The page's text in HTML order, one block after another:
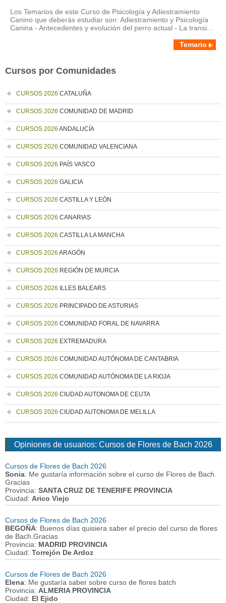
Los Temarios de este Curso de Psicología y Adiestramiento
Canino que deberás estudiar son: Adiestramiento y Psicología
Canina - Antecedentes y evolución del perro actual - La transi...
Temario
Cursos por Comunidades
CURSOS 2026 CATALUÑA
CURSOS 2026 COMUNIDAD DE MADRID
CURSOS 2026 ANDALUCÍA
CURSOS 2026 COMUNIDAD VALENCIANA
CURSOS 2026 PAÍS VASCO
CURSOS 2026 GALICIA
CURSOS 2026 CASTILLA Y LEÓN
CURSOS 2026 CANARIAS
CURSOS 2026 CASTILLA LA MANCHA
CURSOS 2026 ARAGÓN
CURSOS 2026 REGIÓN DE MURCIA
CURSOS 2026 ILLES BALEARS
CURSOS 2026 PRINCIPADO DE ASTURIAS
CURSOS 2026 COMUNIDAD FORAL DE NAVARRA
CURSOS 2026 EXTREMADURA
CURSOS 2026 COMUNIDAD AUTÓNOMA DE CANTABRIA
CURSOS 2026 COMUNIDAD AUTÓNOMA DE LA RIOJA
CURSOS 2026 CIUDAD AUTONOMA DE CEUTA
CURSOS 2026 CIUDAD AUTONOMA DE MELILLA
Opiniones de usuarios: Cursos de Flores de Bach 2026
Cursos de Flores de Bach 2026
Sonia: Me gustaría información sobre el curso de Flores de Bach.
Gracias
Provincia: SANTA CRUZ DE TENERIFE PROVINCIA
Ciudad: Arico Viejo
Cursos de Flores de Bach 2026
BEGOÑA: Buenos días quisiera saber el precio del curso de flores
de Bach.Gracias
Provincia: MADRID PROVINCIA
Ciudad: Torrejón De Ardoz
Cursos de Flores de Bach 2026
Elena: Me gustaría saber sobre curso de flores batch
Provincia: ALMERIA PROVINCIA
Ciudad: El Ejido